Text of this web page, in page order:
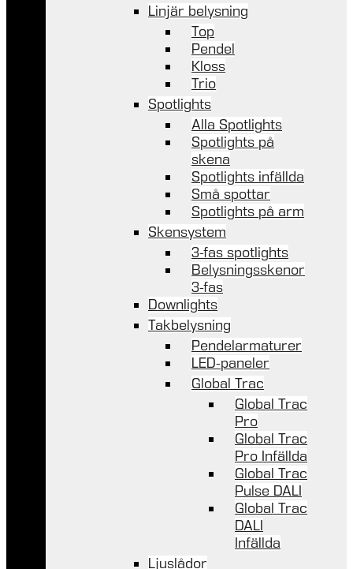
Linjär belysning
Top
Pendel
Kloss
Trio
Spotlights
Alla Spotlights
Spotlights på
skena
Spotlights infällda
Små spottar
Spotlights på arm
Skensystem
3-fas spotlights
Belysningsskenor
3-fas
Downlights
Takbelysning
Pendelarmaturer
LED-paneler
Global Trac
Global Trac
Pro
Global Trac
Pro Infällda
Global Trac
Pulse DALI
Global Trac
DALI
Infällda
Ljuslådor